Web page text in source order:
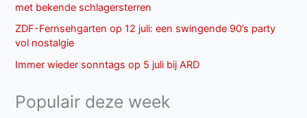
met bekende schlagersterren
ZDF-Fernsehgarten op 12 juli: een swingende 90’s party
vol nostalgie
Immer wieder sonntags op 5 juli bij ARD
Populair deze week